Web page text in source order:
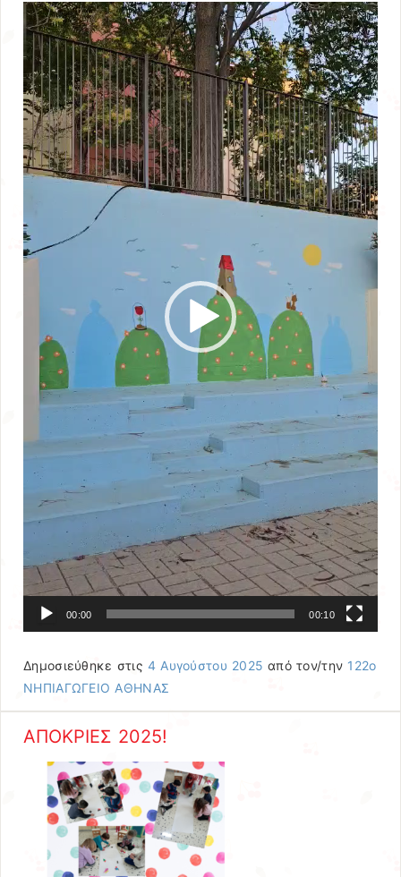
Πρόγραμμα
Αναπαραγωγής
Βίντεο
00:00 00:10
Δημοσιεύθηκε στις 4 Αυγούστου 2025 από τον/την 122ο
ΝΗΠΙΑΓΩΓΕΙΟ ΑΘΗΝΑΣ
ΑΠΟΚΡΙΕΣ 2025!